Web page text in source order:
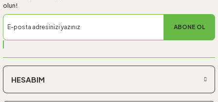
olun!
ABONE OL
HESABIM